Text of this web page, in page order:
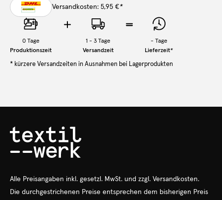
Versandkosten: 5,95 €*
0Tage
Produktionszeit
1 - 3 Tage
Versandzeit
- Tage
Lieferzeit*
* kürzere Versandzeiten in Ausnahmen bei Lagerprodukten
Alle Preisangaben inkl. gesetzl. MwSt. und zzgl. Versandkosten.
Die durchgestrichenen Preise entsprechen dem bisherigen Preis